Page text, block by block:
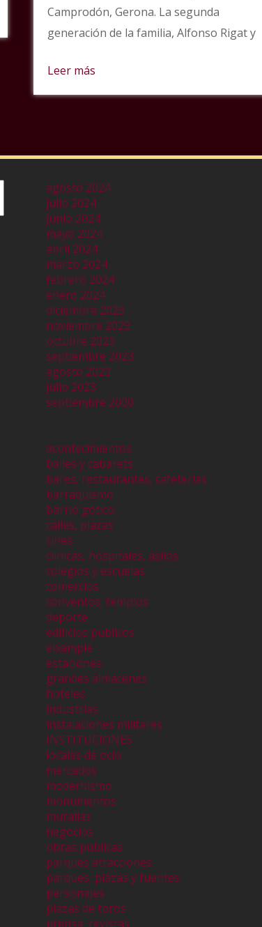
Camprodón, Gerona. La segunda
generación de la familia, Alfonso Rigat y
Leer más
agosto 2024
julio 2024
junio 2024
mayo 2024
abril 2024
marzo 2024
febrero 2024
enero 2024
diciembre 2023
noviembre 2023
octubre 2023
septiembre 2023
agosto 2023
julio 2023
septiembre 2000
acontecimientos
bailes y cabarets
bares, restaurantes, cafeterías
barraquismo
barrio gótico
calles, plazas
cines
clinicas, hospitales, asilos
colegios y escuelas
comercios
conventos, templos
deporte
edificios publicos
eixample
estaciones
grandes almacenes
hoteles
industrias
instalaciones militares
INSTITUCIONES
locales de ocio
mercados
modernismo
monumentos
murallas
negocios
obras públicas
parques atracciones
parques, plazas y fuentes
personajes
plazas de toros
prensa, revistas